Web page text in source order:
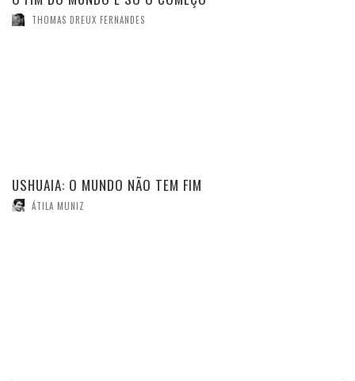
THOMAS DREUX FERNANDES
USHUAIA: O MUNDO NÃO TEM FIM
ÁTILA MUNIZ